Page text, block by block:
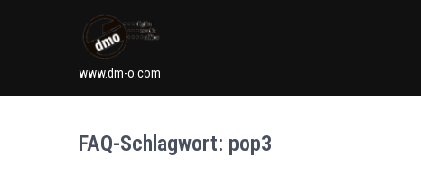
www.dm-o.com
FAQ-Schlagwort: pop3